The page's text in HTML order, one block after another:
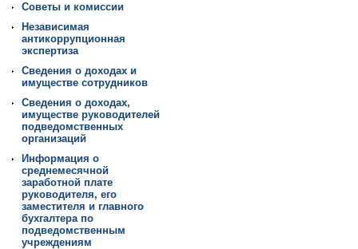
Советы и комиссии
Независимая
антикоррупционная
экспертиза
Сведения о доходах и
имуществе сотрудников
Сведения о доходах,
имуществе руководителей
подведомственных
организаций
Информация о
среднемесячной
заработной плате
руководителя, его
заместителя и главного
бухгалтера по
подведомственным
учреждениям